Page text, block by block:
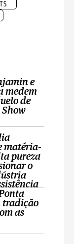
e
medem
de
Show
matéria-
pureza
o
tradição
as